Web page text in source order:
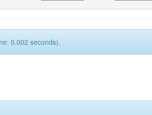
0.002 seconds).